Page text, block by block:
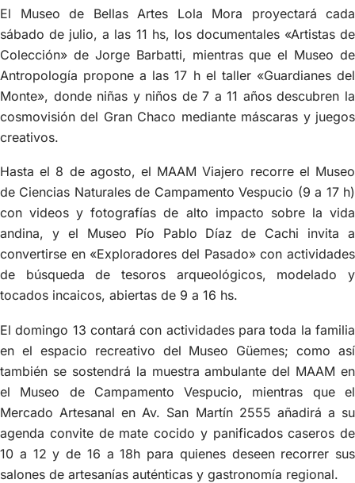
El Museo de Bellas Artes Lola Mora proyectará cada
sábado de julio, a las 11 hs, los documentales «Artistas de
Colección» de Jorge Barbatti, mientras que el Museo de
Antropología propone a las 17 h el taller «Guardianes del
Monte», donde niñas y niños de 7 a 11 años descubren la
cosmovisión del Gran Chaco mediante máscaras y juegos
creativos.
Hasta el 8 de agosto, el MAAM Viajero recorre el Museo
de Ciencias Naturales de Campamento Vespucio (9 a 17 h)
con videos y fotografías de alto impacto sobre la vida
andina, y el Museo Pío Pablo Díaz de Cachi invita a
convertirse en «Exploradores del Pasado» con actividades
de búsqueda de tesoros arqueológicos, modelado y
tocados incaicos, abiertas de 9 a 16 hs.
El domingo 13 contará con actividades para toda la familia
en el espacio recreativo del Museo Güemes; como así
también se sostendrá la muestra ambulante del MAAM en
el Museo de Campamento Vespucio, mientras que el
Mercado Artesanal en Av. San Martín 2555 añadirá a su
agenda convite de mate cocido y panificados caseros de
10 a 12 y de 16 a 18h para quienes deseen recorrer sus
salones de artesanías auténticas y gastronomía regional.